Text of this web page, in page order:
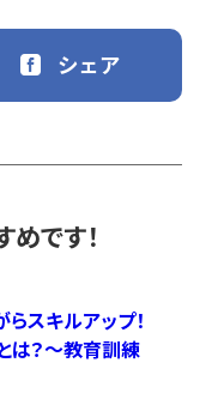
シェア
です！
スキルアップ！
は？～教育訓練